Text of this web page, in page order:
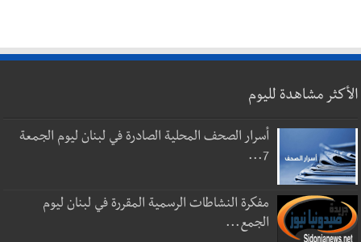
الأكثر مشاهدة لليوم
أسرار الصحف المحلية الصادرة في لبنان ليوم الجمعة
7...
مفكرة النشاطات الرسمية المقررة في لبنان ليوم
الجمع...